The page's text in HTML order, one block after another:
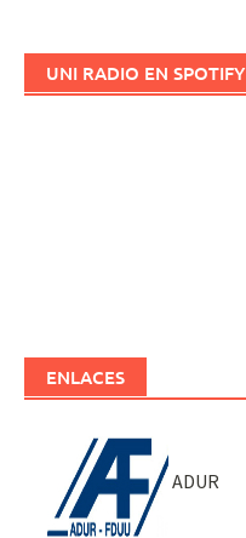
UNI RADIO EN SPOTIFY
ENLACES
ADUR